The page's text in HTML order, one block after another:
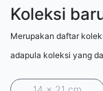
Koleksi
Merupakan daftar
adapula koleksi yang